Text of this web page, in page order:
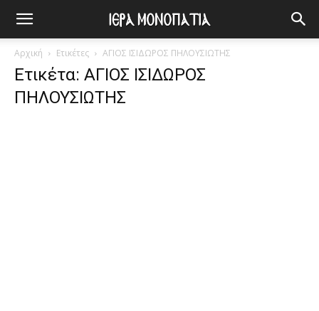
Αρχική Ετικέτες ΑΓΙΟΣ ΙΣΙΔΩΡΟΣ ΠΗΛΟΥΣΙΩΤΗΣ
Ετικέτα: ΑΓΙΟΣ ΙΣΙΔΩΡΟΣ
ΠΗΛΟΥΣΙΩΤΗΣ